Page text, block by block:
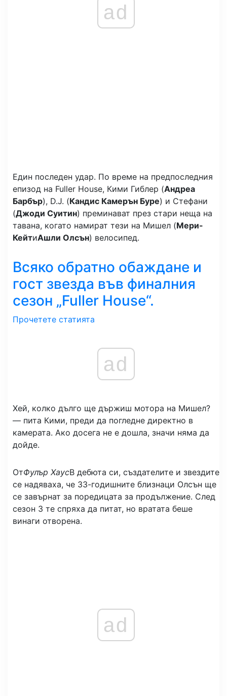
ad
Един последен удар. По време на предпоследния
епизод на Fuller House, Кими Гиблер (Андреа
Барбър), D.J. (Кандис Камерън Буре) и Стефани
(Джоди Суитин) преминават през стари неща на
тавана, когато намират тези на Мишел (Мери-
КейтиАшли Олсън) велосипед.
Всяко обратно обаждане и
гост звезда във финалния
сезон „Fuller House“.
Прочетете статията
ad
Хей, колко дълго ще държиш мотора на Мишел?
— пита Кими, преди да погледне директно в
камерата. Ако досега не е дошла, значи няма да
дойде.
ОтФулър ХаусВ дебюта си, създателите и звездите
се надяваха, че 33-годишните близнаци Олсън ще
се завърнат за поредицата за продължение. След
сезон 3 те спряха да питат, но вратата беше
винаги отворена.
ad